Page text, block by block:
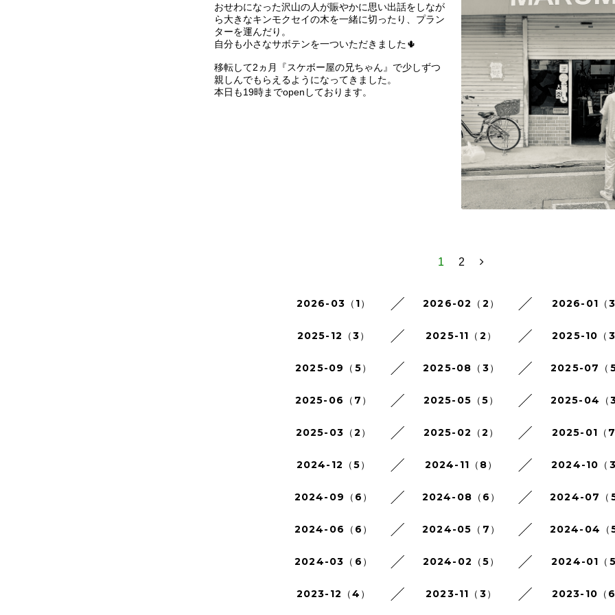
おせわになった沢山の人が賑やかに思い出話をしなが
ら大きなキンモクセイの木を一緒に切ったり、プラン
ターを運んだり。
自分も小さなサボテンを一ついただきました🌵
移転して2ヵ月『スケボー屋の兄ちゃん』で少しずつ
親しんでもらえるようになってきました。
本日も19時までopenしております。
1 2
2026-03（1） 2026-02（2） 2026-01（
2025-12（3） 2025-11（2） 2025-10（
2025-09（5） 2025-08（3） 2025-07（
2025-06（7） 2025-05（5） 2025-04（
2025-03（2） 2025-02（2） 2025-01（
2024-12（5） 2024-11（8） 2024-10（
2024-09（6） 2024-08（6） 2024-07（
2024-06（6） 2024-05（7） 2024-04（
2024-03（6） 2024-02（5） 2024-01（
2023-12（4） 2023-11（3） 2023-10（